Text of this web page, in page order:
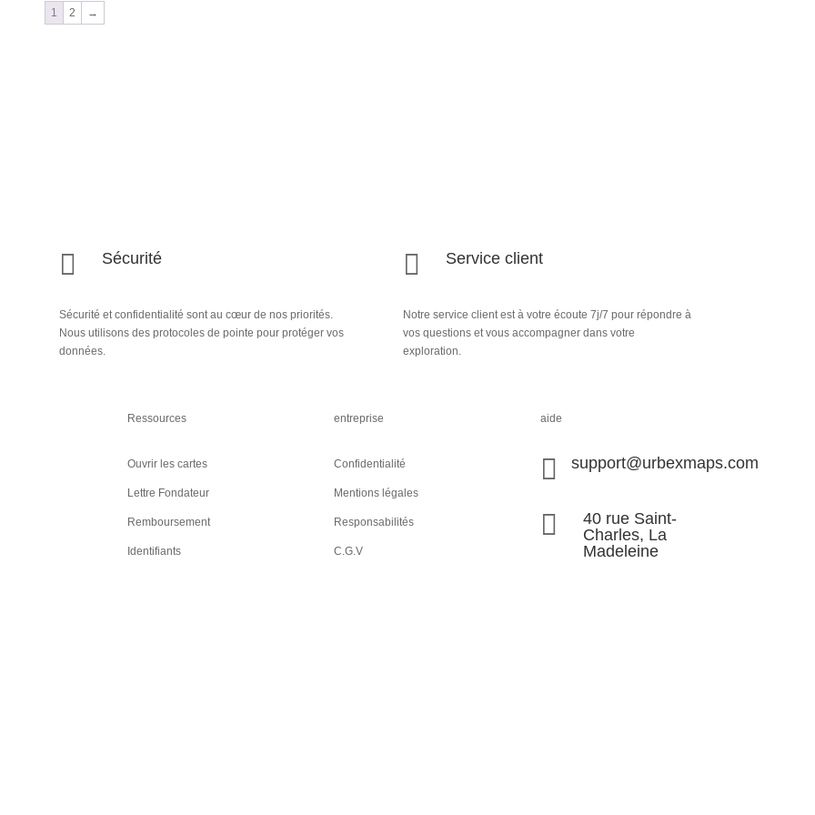
1 2 →
 Sécurité
Sécurité et confidentialité sont au cœur de nos priorités.
Nous utilisons des protocoles de pointe pour protéger vos
données.
 Service client
Notre service client est à votre écoute 7j/7 pour répondre à
vos questions et vous accompagner dans votre
exploration.
Ressources
Ouvrir les cartes
Lettre Fondateur
Remboursement
Identifiants
entreprise
Confidentialité
Mentions légales
Responsabilités
C.G.V
aide
 support@urbexmaps.com

40 rue Saint-
Charles, La
Madeleine